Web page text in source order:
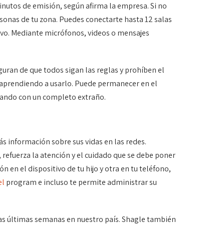
de emisión, según afirma la empresa. Si no
de tu zona. Puedes conectarte hasta 12 salas
Mediante micrófonos, videos o mensajes
de que todos sigan las reglas y prohíben el
a usarlo. Puede permanecer en el
con un completo extraño.
información sobre sus vidas en las redes.
la atención y el cuidado que se debe poner
en el dispositivo de tu hijo y otra en tu teléfono,
program e incluso te permite administrar su
últimas semanas en nuestro país. Shagle también